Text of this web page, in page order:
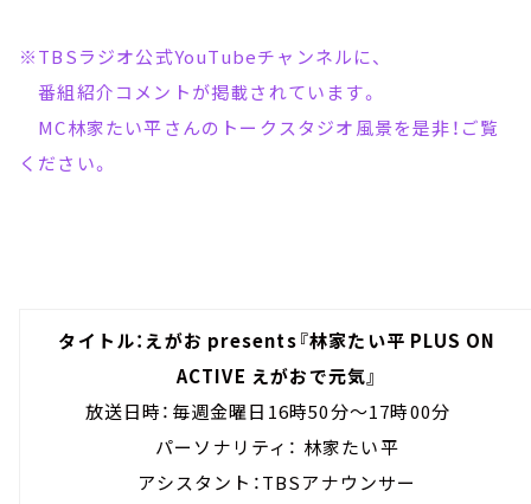
※TBSラジオ公式YouTubeチャンネルに、
番組紹介コメントが掲載されています。
MC林家たい平さんのトークスタジオ風景を是非！ご覧
ください。
タイトル：えがお presents『林家たい平 PLUS ON
ACTIVE えがおで元気』
放送日時：毎週金曜日16時50分～17時00分
パーソナリティ： 林家たい平
アシスタント：TBSアナウンサー